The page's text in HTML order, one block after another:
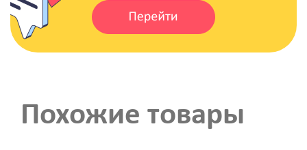
Похожие товары